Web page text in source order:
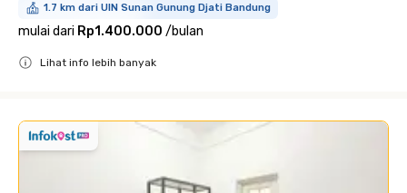
1.7 km dari UIN Sunan Gunung Djati Bandung
mulai dari Rp1.400.000 /bulan
Lihat info lebih banyak